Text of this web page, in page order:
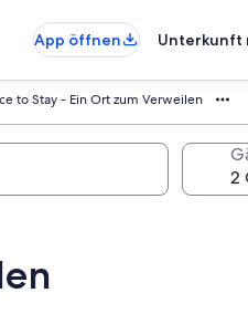
App öffnen
Unterkunft
to Stay - Ein Ort zum Verweilen